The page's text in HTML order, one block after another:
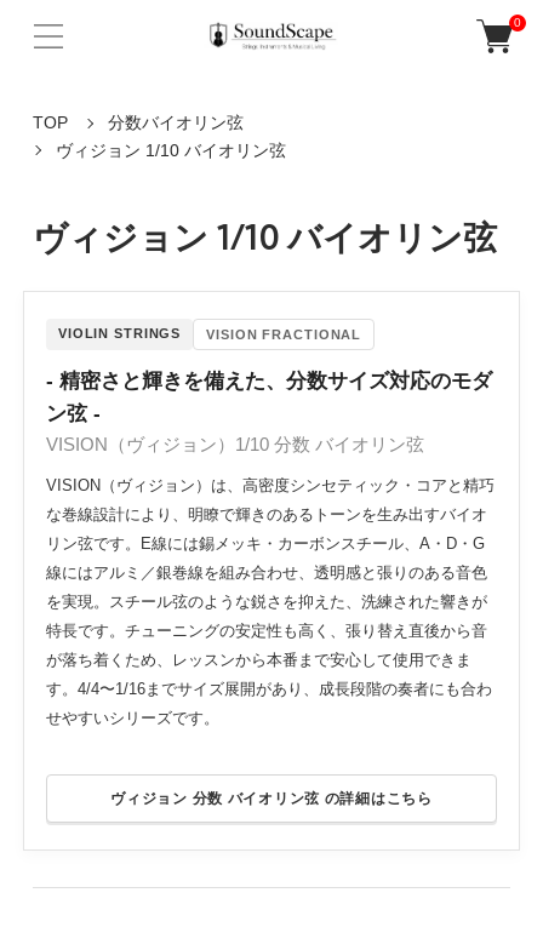
0
TOP
分数バイオリン弦
ヴィジョン 1/10 バイオリン弦
ヴィジョン 1/10 バイオリン弦
VIOLIN STRINGS VISION FRACTIONAL
- 精密さと輝きを備えた、分数サイズ対応のモダ
ン弦 -
VISION（ヴィジョン）1/10 分数 バイオリン弦
VISION（ヴィジョン）は、高密度シンセティック・コアと精巧
な巻線設計により、明瞭で輝きのあるトーンを生み出すバイオ
リン弦です。E線には錫メッキ・カーボンスチール、A・D・G
線にはアルミ／銀巻線を組み合わせ、透明感と張りのある音色
を実現。スチール弦のような鋭さを抑えた、洗練された響きが
特長です。チューニングの安定性も高く、張り替え直後から音
が落ち着くため、レッスンから本番まで安心して使用できま
す。4/4〜1/16までサイズ展開があり、成長段階の奏者にも合わ
せやすいシリーズです。
ヴィジョン 分数 バイオリン弦 の詳細はこちら